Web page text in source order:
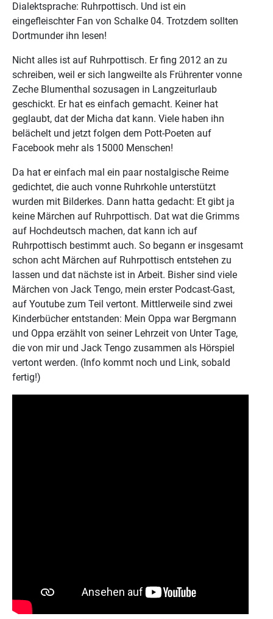
Dialektsprache: Ruhrpottisch. Und ist ein
eingefleischter Fan von Schalke 04. Trotzdem sollten
Dortmunder ihn lesen!
Nicht alles ist auf Ruhrpottisch. Er fing 2012 an zu
schreiben, weil er sich langweilte als Frührenter vonne
Zeche Blumenthal sozusagen in Langzeiturlaub
geschickt. Er hat es einfach gemacht. Keiner hat
geglaubt, dat der Micha dat kann. Viele haben ihn
belächelt und jetzt folgen dem Pott-Poeten auf
Facebook mehr als 15000 Menschen!
Da hat er einfach mal ein paar nostalgische Reime
gedichtet, die auch vonne Ruhrkohle unterstützt
wurden mit Bilderkes. Dann hatta gedacht: Et gibt ja
keine Märchen auf Ruhrpottisch. Dat wat die Grimms
auf Hochdeutsch machen, dat kann ich auf
Ruhrpottisch bestimmt auch. So begann er insgesamt
schon acht Märchen auf Ruhrpottisch entstehen zu
lassen und dat nächste ist in Arbeit. Bisher sind viele
Märchen von Jack Tengo, mein erster Podcast-Gast,
auf Youtube zum Teil vertont. Mittlerweile sind zwei
Kinderbücher entstanden: Mein Oppa war Bergmann
und Oppa erzählt von seiner Lehrzeit von Unter Tage,
die von mir und Jack Tengo zusammen als Hörspiel
vertont werden. (Info kommt noch und Link, sobald
fertig!)